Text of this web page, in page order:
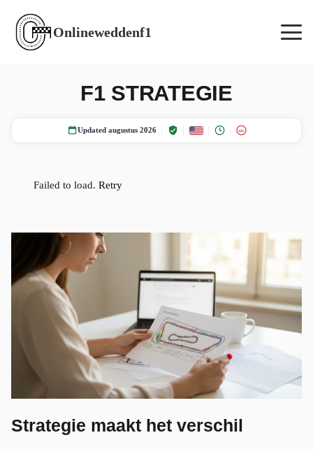
Onlineweddenf1
F1 STRATEGIE
Updated augustus 2026 18+
Failed to load. Retry
Strategie maakt het verschil